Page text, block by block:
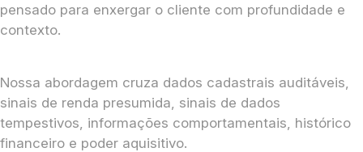
pensado para enxergar o cliente com profundidade e
contexto.
Nossa abordagem cruza dados cadastrais auditáveis,
sinais de renda presumida, sinais de dados
tempestivos, informações comportamentais, histórico
financeiro e poder aquisitivo.